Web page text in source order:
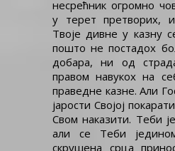
несрећник огромно
у терет претворих,
Твоје дивне у казну
пошто не постадох
добара, ни од
правом навукох на
праведне казне. Али
јарости Својој
Свом наказити. Теби
али се Теби
скрушена срца